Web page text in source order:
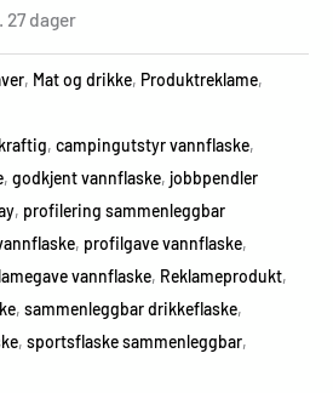
dager
, Mat og drikke, Produktreklame,
, campingutstyr vannflaske,
, godkjent vannflaske, jobbpendler
, profilering sammenleggbar
, profilgave vannflaske,
vannflaske, Reklameprodukt,
, sammenleggbar drikkeflaske,
, sportsflaske sammenleggbar,